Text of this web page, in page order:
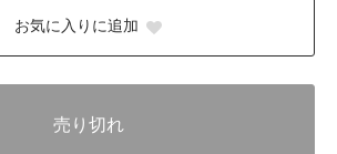
お気に入りに追加
売り切れ